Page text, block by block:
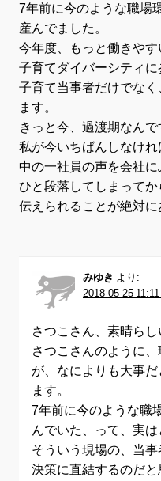
7年前に今のような職場
産んでました。
今年度、もっと働きや
子育てダイバーシティに
子育て当事者だけでな
ます。
きっと今、過渡期なんで
私が今いちばんしなけ
中の一社員の声を会社に
ひと段落してしまって
伝えられることが絶対に
みゆき より:
2018-05-25 11:11
さつこさん、素晴らし
さつこさんのように
が、なによりも大事
ます。
7年前に今のような職
んでいた、って、実は
そういう現場の、当
決策に直結するのだと